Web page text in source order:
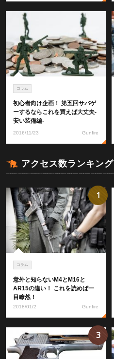
コラム
初心者向け企画！ 第五回サバゲ
ーするならこれを買えば大丈夫-
安い装備編-
2016/11/23 Gunfire
アクセス数ランキング
コラム
意外と知らないM4とM16と
AR15の違い！ これを読めば一
目瞭然！
2018/01/2 Gunfire
1
3